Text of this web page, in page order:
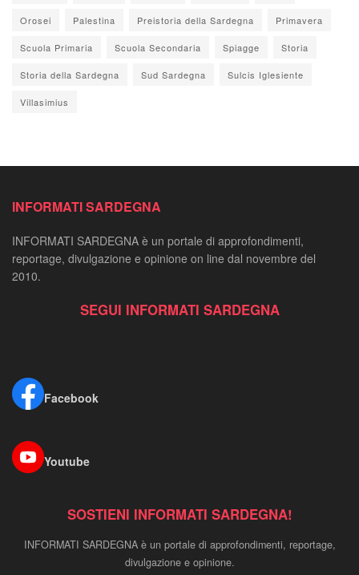
Orosei Palestina Preistoria della Sardegna Primavera
Scuola Primaria Scuola Secondaria Spiagge Storia
Storia della Sardegna Sud Sardegna Sulcis Iglesiente
Villasimius
INFORMATI SARDEGNA
INFORMATI SARDEGNA è un portale di approfondimenti,
reportage, divulgazione e opinione on line dal novembre del
2010.
SEGUI INFORMATI SARDEGNA
Facebook
Youtube
SOSTIENI INFORMATI SARDEGNA!
INFORMATI SARDEGNA è un portale di approfondimenti, reportage,
divulgazione e opinione.